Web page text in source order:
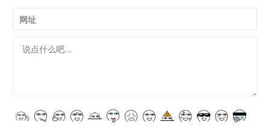
网址